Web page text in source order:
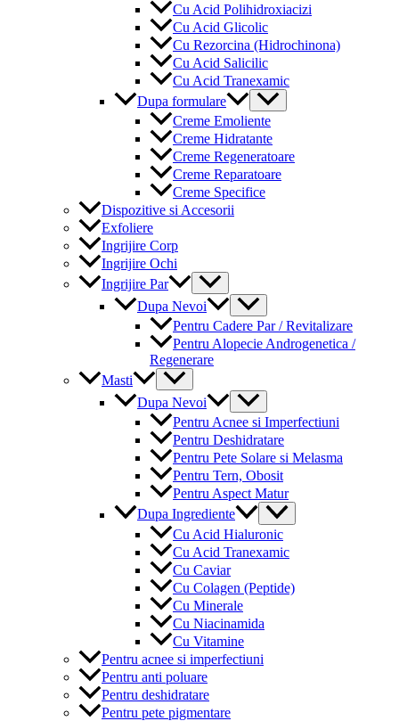
Cu Acid Polihidroxiacizi
Cu Acid Glicolic
Cu Rezorcina (Hidrochinona)
Cu Acid Salicilic
Cu Acid Tranexamic
Dupa formulare
Menu
Toggle
Creme Emoliente
Creme Hidratante
Creme Regeneratoare
Creme Reparatoare
Creme Specifice
Dispozitive si Accesorii
Exfoliere
Ingrijire Corp
Ingrijire Ochi
Ingrijire Par
Menu
Toggle
Dupa Nevoi
Menu
Toggle
Pentru Cadere Par / Revitalizare
Pentru Alopecie Androgenetica /
Regenerare
Masti
Menu
Toggle
Dupa Nevoi
Menu
Toggle
Pentru Acnee si Imperfectiuni
Pentru Deshidratare
Pentru Pete Solare si Melasma
Pentru Tern, Obosit
Pentru Aspect Matur
Dupa Ingrediente
Menu
Toggle
Cu Acid Hialuronic
Cu Acid Tranexamic
Cu Caviar
Cu Colagen (Peptide)
Cu Minerale
Cu Niacinamida
Cu Vitamine
Pentru acnee si imperfectiuni
Pentru anti poluare
Pentru deshidratare
Pentru pete pigmentare